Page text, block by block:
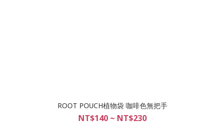
ROOT POUCH植物袋 咖啡色無把手
NT$140 ~ NT$230